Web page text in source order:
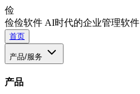
俭
俭俭软件 AI时代的企业管理软件
首页
产品/服务
产品